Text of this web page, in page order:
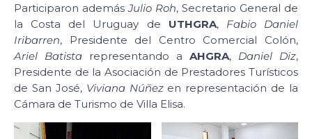
Participaron ademásJulio Roh, Secretario General de
la Costa del Uruguay de UTHGRA, Fabio Daniel
Iribarren, Presidente del Centro Comercial Colón,
Ariel Batista representando a AHGRA, Daniel Diz,
Presidente de la Asociación de Prestadores Turísticos
de San José, Viviana Núñezen representación de la
Cámara de Turismo de Villa Elisa.